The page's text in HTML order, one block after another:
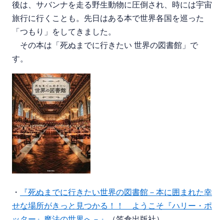
後は、サバンナを走る野生動物に圧倒され、時には宇宙
旅行に行くことも。先日はある本で世界各国を巡った
「つもり」をしてきました。
その本は「死ぬまでに行きたい 世界の図書館」で
す。
・
『死ぬまでに行きたい世界の図書館－本に囲まれた幸
せな場所がきっと見つかる！！ ようこそ『ハリー・ポ